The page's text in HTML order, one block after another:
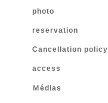
photo
reservation
Cancellation policy
access
Ｍédias